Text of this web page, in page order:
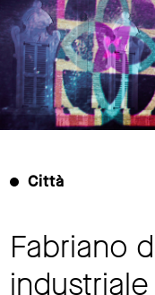
Città
Fabriano